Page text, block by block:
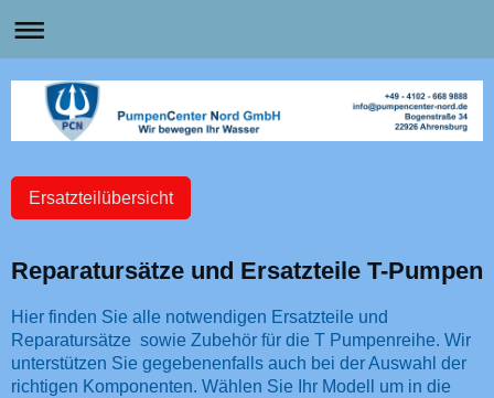
Ersatzteilübersicht
Reparatursätze und Ersatzteile T-Pumpen
Hier finden Sie alle notwendigen Ersatzteile und
Reparatursätze sowie Zubehör für die T Pumpenreihe. Wir
unterstützen Sie gegebenenfalls auch bei der Auswahl der
richtigen Komponenten. Wählen Sie Ihr Modell um in die